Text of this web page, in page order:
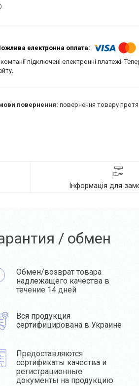
підключені електронні платежі.
повернення товару
Інформація для
/ обмен
Обмен/возврат товара
надлежащего качества в
течение 14 дней
Вся продукция
сертифицирована в Украине
Предоставляются
сертификаты качества и
регистрационные
документы на продукцию